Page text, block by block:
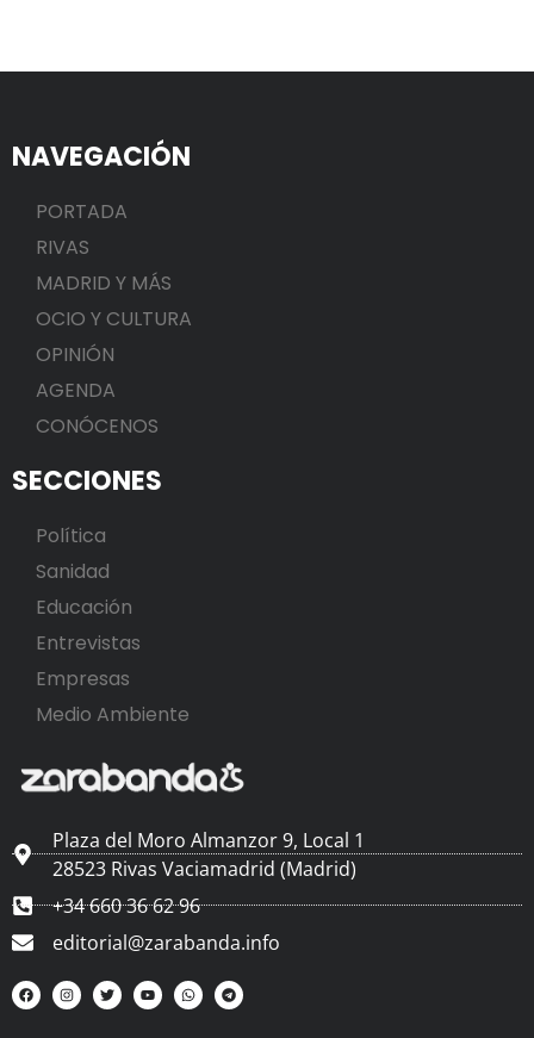
NAVEGACIÓN
PORTADA
RIVAS
MADRID Y MÁS
OCIO Y CULTURA
OPINIÓN
AGENDA
CONÓCENOS
SECCIONES
Política
Sanidad
Educación
Entrevistas
Empresas
Medio Ambiente
Plaza del Moro Almanzor 9, Local 1
28523 Rivas Vaciamadrid (Madrid)
+34 660 36 62 96
editorial@zarabanda.info